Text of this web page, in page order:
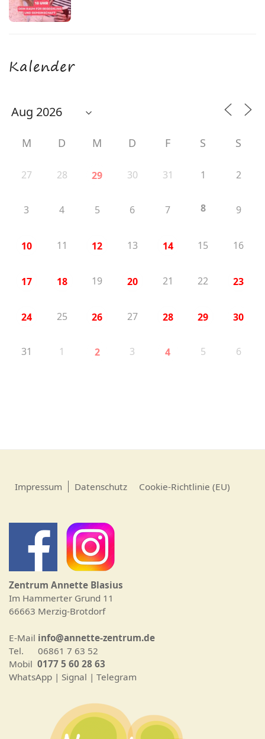
Kalender
M D M D F S S
27 28 29 30 31 1 2
3 4 5 6 7 8 9
10 11 12 13 14 15 16
17 18 19 20 21 22 23
24 25 26 27 28 29 30
31 1 2 3 4 5 6
Impressum Datenschutz Cookie-Richtlinie (EU)
Zentrum Annette Blasius
Im Hammerter Grund 11
66663 Merzig-Brotdorf
E-Mail info@annette-zentrum.de
Tel. 06861 7 63 52
Mobil 0177 5 60 28 63
WhatsApp | Signal | Telegram